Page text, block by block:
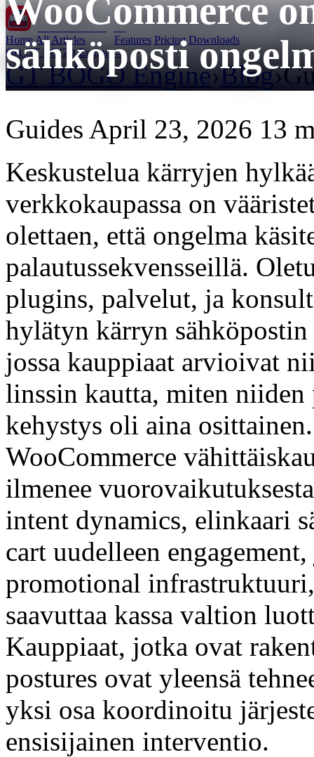
GT BOGOEngine
HomeAll Articles Features Pricing Downloads
Get GT BOGO Engine →
GT BOGO Engine›Blog›
WooCommerce
sähköposti
Guides April 23, 2026 13
Keskustelua kärryjen
verkkokaupassa on
olettaen, että ongelma
palautussekvensseillä.
plugins, palvelut, ja
hylätyn kärryn
jossa kauppiaat arvioivat
linssin kautta, miten
kehystys oli aina
WooCommerce
ilmenee
intent dynamics, elinkaari
cart uudelleen
promotional
saavuttaa kassa valtion
Kauppiaat, jotka ovat
postures ovat yleensä
yksi osa koordinoitu
ensisijainen interventio.